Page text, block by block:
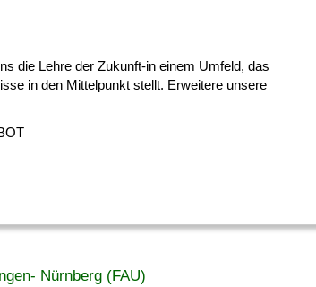
die Lehre der Zukunft-in einem Umfeld, das
in den Mittelpunkt stellt. Erweitere unsere
Nürnberg (FAU)